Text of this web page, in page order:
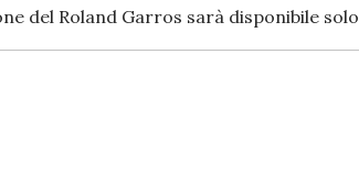
del Roland Garros sarà disponibile solo